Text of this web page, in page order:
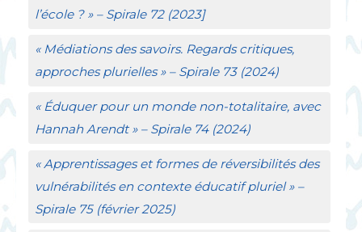
l’école ? » – Spirale72 (2023]
« Médiations des savoirs. Regards critiques,
approches plurielles » – Spirale73 (2024)
« Éduquer pour un monde non-totalitaire, avec
Hannah Arendt » – Spirale74 (2024)
« Apprentissages et formes de réversibilités des
vulnérabilités en contexte éducatif pluriel » –
Spirale75 (février 2025)